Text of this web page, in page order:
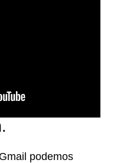
podemos